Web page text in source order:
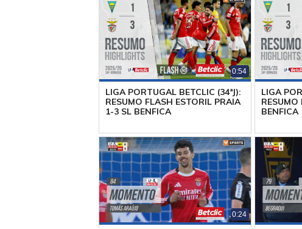
0:54
LIGA PORTUGAL BETCLIC (34ªJ):
RESUMO FLASH ESTORIL PRAIA
1-3 SL BENFICA
LIGA
BENFICA
0:24